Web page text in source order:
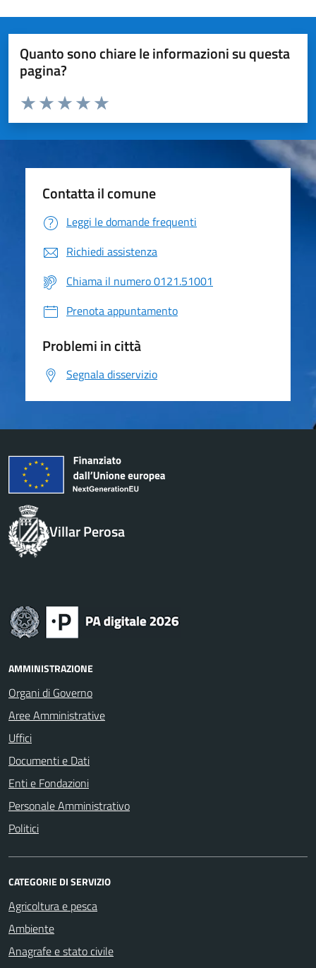
Quanto sono chiare le informazioni su questa
pagina?
Valuta da 1 a 5 stelle la pagina
Valuta 5 stelle su 5
Valuta 4 stelle su 5
Valuta 3 stelle su 5
Valuta 2 stelle su 5
Valuta 1 stelle su 5
Contatta il comune
Leggi le domande frequenti
Richiedi assistenza
Chiama il numero 0121.51001
Prenota appuntamento
Problemi in città
Segnala disservizio
Villar Perosa
AMMINISTRAZIONE
Organi di Governo
Aree Amministrative
Uffici
Documenti e Dati
Enti e Fondazioni
Personale Amministrativo
Politici
CATEGORIE DI SERVIZIO
Agricoltura e pesca
Ambiente
Anagrafe e stato civile